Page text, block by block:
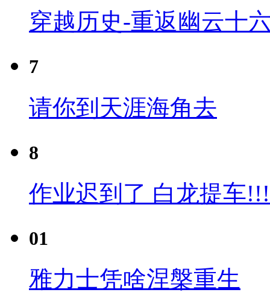
穿越历史-重返幽云十
7
请你到天涯海角去
8
作业迟到了 白龙提车
01
雅力士凭啥涅槃重生